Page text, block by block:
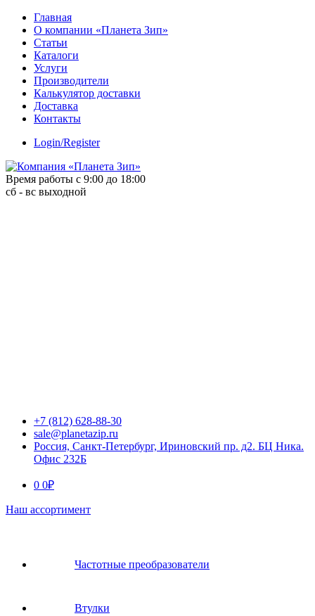
Skip
content
Главная
О компании «Планета Зип»
Статьи
Каталоги
Услуги
Производители
Калькулятор доставки
Доставка
Контакты
Login/Register
Время работы с 9:00 до 18:00
сб - вс выходной
+7 (812) 628-88-30
sale@planetazip.ru
Россия, Санкт-Петербург, Ириновский пр. д2. БЦ Ника.
Офис 232Б
0 0₽
Наш ассортимент
Частотные преобразователи
Втулки